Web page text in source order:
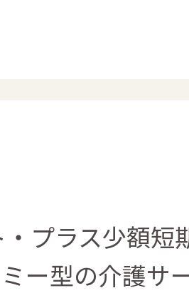
プラス少額短
ー型の介護サ